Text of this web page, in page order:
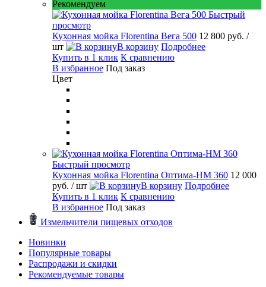
Рекомендуем
Быстрый
просмотр
Кухонная мойка Florentina Вега 500 12 800 руб. /
шт
В корзину Подробнее
Купить в 1 клик К сравнению
В избранное Под заказ
Цвет
Быстрый просмотр
Кухонная мойка Florentina Оптима-HM 360 12 000
руб. / шт В корзину Подробнее
Купить в 1 клик К сравнению
В избранное Под заказ
Измельчители пищевых отходов
Новинки
Популярные товары
Распродажи и скидки
Рекомендуемые товары